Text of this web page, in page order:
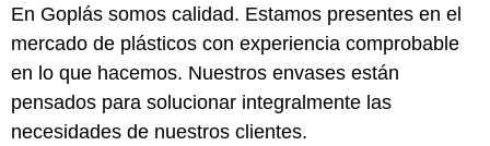
En Goplás somos calidad. Estamos presentes en el
mercado de plásticos con experiencia comprobable
en lo que hacemos. Nuestros envases están
pensados para solucionar integralmente las
necesidades de nuestros clientes.